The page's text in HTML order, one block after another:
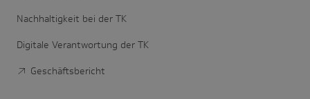
Nachhaltigkeit bei der TK
Digitale Verantwortung der TK
Geschäftsbericht